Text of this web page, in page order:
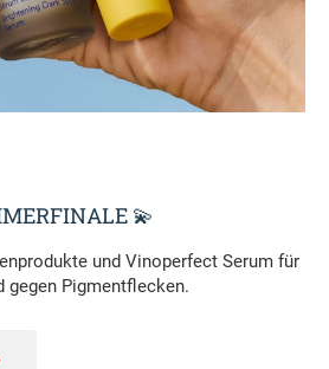
💫
und Vinoperfect Serum für
gegen Pigmentflecken.